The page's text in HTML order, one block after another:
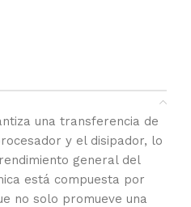
una transferencia de
y el disipador, lo
general del
está compuesta por
no solo promueve una